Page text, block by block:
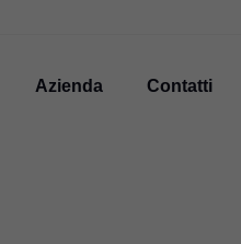
Azienda Contatti